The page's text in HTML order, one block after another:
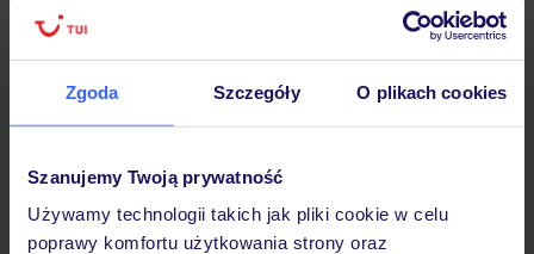
Zgoda Szczegóły O plikach cookies
Szanujemy Twoją prywatność
Używamy technologii takich jak pliki cookie w celu
poprawy komfortu użytkowania strony oraz
Lider niskich cen 30 lat w
Hotel